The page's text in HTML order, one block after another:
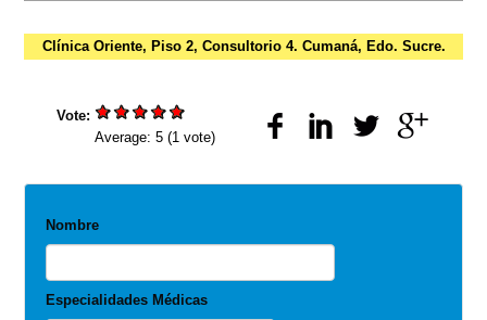
Clínica Oriente, Piso 2, Consultorio 4. Cumaná, Edo. Sucre.
Vote:
Average:5 (1 vote)
Nombre
Especialidades Médicas